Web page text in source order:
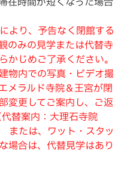
より、予告なく閉館する
のみの見学または代替寺
かじめご了承ください。
物内での写真・ビデオ撮
メラルド寺院＆王宮が閉
変更してご案内し、ご返
替案内：大理石寺院
または、ワット・スタッ
場合は、代替見学はあり